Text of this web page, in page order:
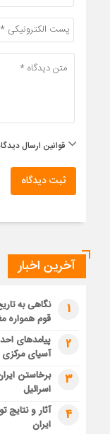
قوانین ارسال
ثبت دیدگاه
آخرین اخبار
1
نگاهی به
قوم همواره
2
پیامدهای
آسیای مرکزی
3
برخاستن
اسرائیل
4
آثار و نتایج
ایران